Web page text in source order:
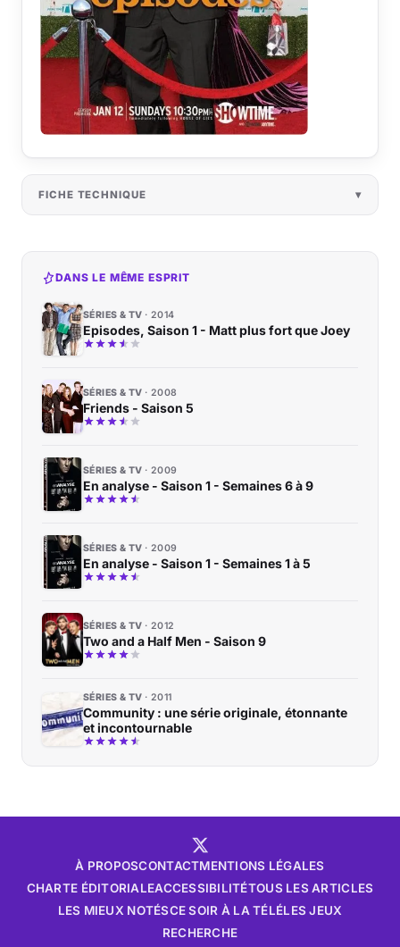
FICHE TECHNIQUE
DANS LE MÊME ESPRIT
SÉRIES & TV 2014
Episodes, Saison 1 - Matt plus fort que Joey
SÉRIES & TV 2008
Friends - Saison 5
SÉRIES & TV 2009
En analyse - Saison 1 - Semaines 6 à 9
SÉRIES & TV 2009
En analyse - Saison 1 - Semaines 1 à 5
SÉRIES & TV 2012
Two and a Half Men - Saison 9
SÉRIES & TV 2011
Community : une série originale, étonnante
et incontournable
À PROPOSCONTACTMENTIONS LÉGALES
CHARTE ÉDITORIALEACCESSIBILITÉTOUS LES ARTICLES
LES MIEUX NOTÉSCE SOIR À LA TÉLÉLES JEUX
RECHERCHE